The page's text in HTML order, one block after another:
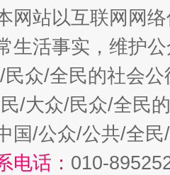
网站以互联网网
生活事实，维护
众/全民的社会公
/大众/民众/全民
国/公众/公共/全
电话： 010-